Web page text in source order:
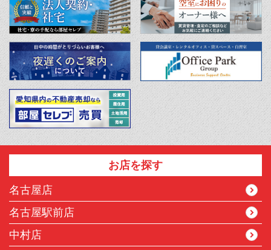
お店を探す
名古屋店
名古屋駅前店
中村店